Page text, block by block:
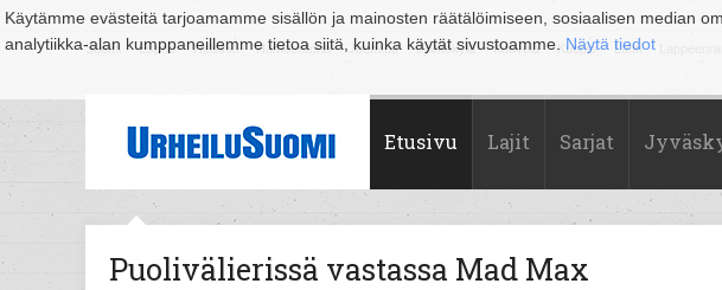
Käytämme evästeitä tarjoamamme sisällön ja mainosten räätälöimiseen, sosiaalisen median
analytiikka-alan kumppaneillemme tietoa siitä, kuinka käytät sivustoamme. Näytä tiedot
Suomi Espoo Helsinki Hämeenlinna Joensuu Jyväskylä Kouvola Kuopio Lahti
Etusivu Lajit Sarjat
Puolivälierissä vastassa Mad Max